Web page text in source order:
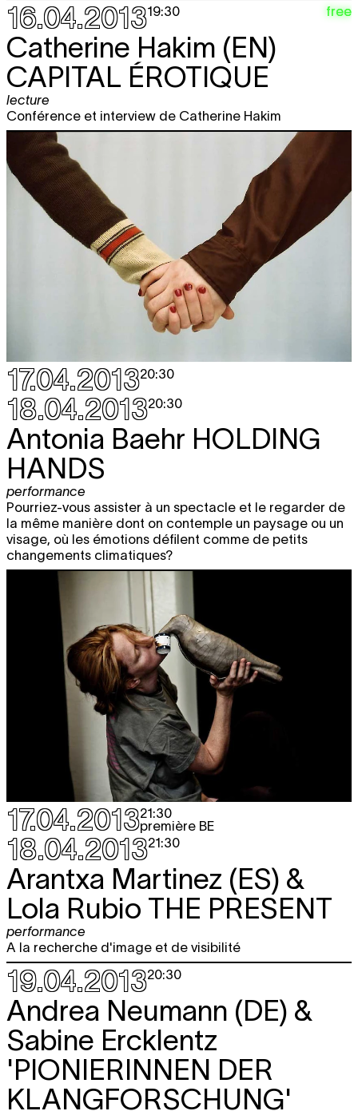
16.04.201319:30 free
Catherine Hakim (EN)
CAPITAL ÉROTIQUE
lecture
Conférence et interview de Catherine Hakim
17.04.201320:30
18.04.201320:30
Antonia Baehr HOLDING
HANDS
performance
Pourriez-vous assister à un spectacle et le regarder de
la même manière dont on contemple un paysage ou un
visage, où les émotions défilent comme de petits
changements climatiques?
17.04.201321:30
première BE
18.04.201321:30
Arantxa Martinez (ES) &
Lola Rubio THE PRESENT
performance
A la recherche d'image et de visibilité
19.04.201320:30
Andrea Neumann (DE) &
Sabine Ercklentz
'PIONIERINNEN DER
KLANGFORSCHUNG'